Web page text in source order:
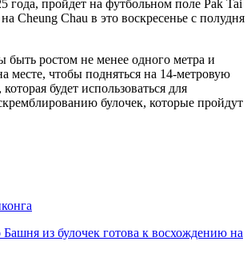
года, пройдет на футбольном поле Pak Tai
Cheung Chau в это воскресенье с полудня
ростом не менее одного метра и
месте, чтобы подняться на 14-метровую
будет использоваться для
булочек, которые пройдут
Башня из булочек готова к восхождению на